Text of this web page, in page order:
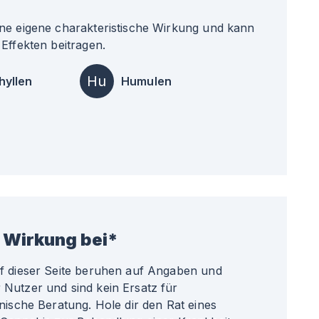
eigene charakteristische Wirkung und kann
beitragen.
Hu Humulen
bei*
dieser Seite beruhen auf Angaben und
und sind kein Ersatz für
Beratung. Hole dir den Rat eines